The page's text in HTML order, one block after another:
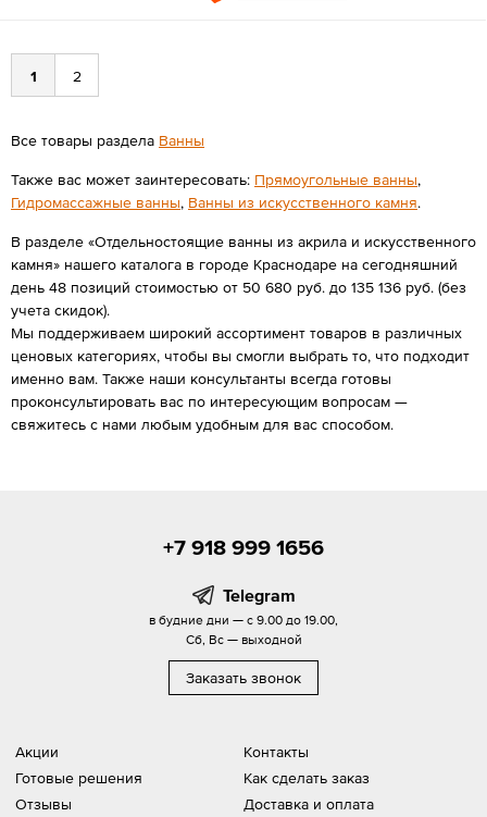
1 2
Все товары раздела Ванны
Также вас может заинтересовать: Прямоугольные ванны,
Гидромассажные ванны, Ванны из искусственного камня.
В разделе «Отдельностоящие ванны из акрила и искусственного
камня» нашего каталога в городе Краснодаре на сегодняшний
день 48 позиций стоимостью от 50 680 руб. до 135 136 руб. (без
учета скидок).
Мы поддерживаем широкий ассортимент товаров в различных
ценовых категориях, чтобы вы смогли выбрать то, что подходит
именно вам. Также наши консультанты всегда готовы
проконсультировать вас по интересующим вопросам —
свяжитесь с нами любым удобным для вас способом.
Акции
Готовые решения
Отзывы
Контакты
Как сделать заказ
Доставка и оплата
+7 918 999 1656
Telegram
в будние дни — с 9.00 до 19.00,
Сб, Вс — выходной
Заказать звонок